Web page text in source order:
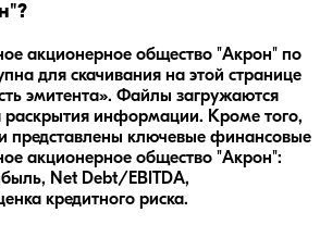
акционерное общество "Акрон" по
для скачивания на этой странице
эмитента». Файлы загружаются
раскрытия информации. Кроме того,
представлены ключевые финансовые
акционерное общество "Акрон":
Net Debt/EBITDA,
кредитного риска.